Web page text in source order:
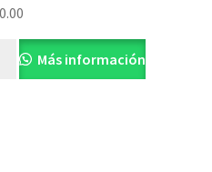
0.00
Más información